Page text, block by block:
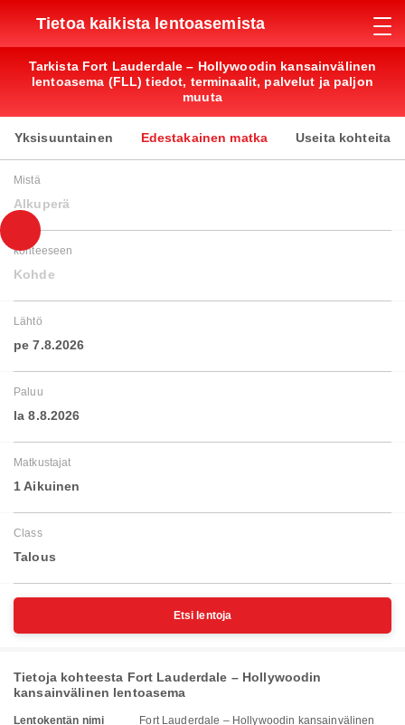
Tietoa kaikista lentoasemista
Tarkista Fort Lauderdale – Hollywoodin kansainvälinen
lentoasema (FLL) tiedot, terminaalit, palvelut ja paljon
muuta
Yksisuuntainen Edestakainen matka Useita kohteita
Mistä
Alkuperä
kohteeseen
Kohde
Lähtö
pe 7.8.2026
Paluu
la 8.8.2026
Matkustajat
1 Aikuinen
Class
Talous
Etsi lentoja
Tietoja kohteesta Fort Lauderdale – Hollywoodin
kansainvälinen lentoasema
Lentokentän nimi
Fort Lauderdale – Hollywoodin kansainvälinen